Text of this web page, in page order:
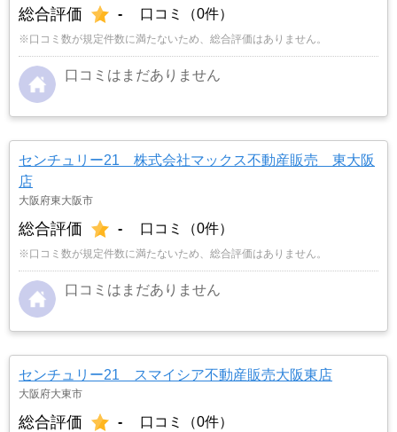
総合評価 - 口コミ（0件）
※口コミ数が規定件数に満たないため、総合評価はありません。
口コミはまだありません
センチュリー21 株式会社マックス不動産販売 東大阪
店
大阪府東大阪市
総合評価 - 口コミ（0件）
※口コミ数が規定件数に満たないため、総合評価はありません。
口コミはまだありません
センチュリー21 スマイシア不動産販売大阪東店
大阪府大東市
総合評価 - 口コミ（0件）